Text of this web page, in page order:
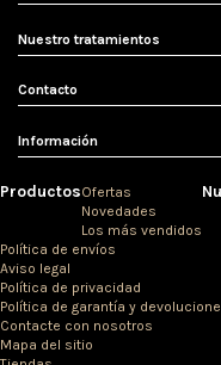
Nuestro tratamientos
Contacto
Información
ProductosOfertas
Novedades
Los más vendidos
Política de envíos
Aviso legal
Política de privacidad
Política de garantía y
Contacte con nosotros
Mapa del sitio